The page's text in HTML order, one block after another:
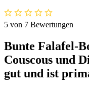
5 von 7 Bewertungen
Bunte Falafel-
Couscous und
gut und ist